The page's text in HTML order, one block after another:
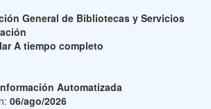
General de Bibliotecas y Servicios
A tiempo completo
Automatizada
06/ago/2026